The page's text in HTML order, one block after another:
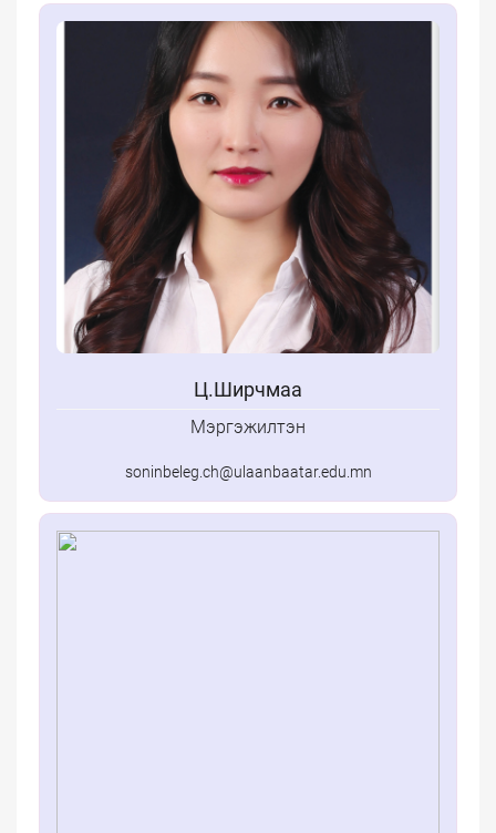
Ц.Ширчмаа
Мэргэжилтэн
soninbeleg.ch@ulaanbaatar.edu.mn